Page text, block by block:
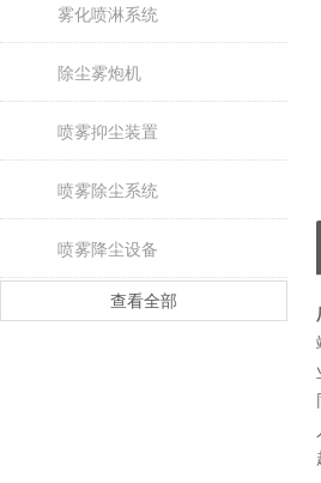
雾化喷淋系统
除尘雾炮机
喷雾抑尘装置
喷雾除尘系统
喷雾降尘设备
查看全部